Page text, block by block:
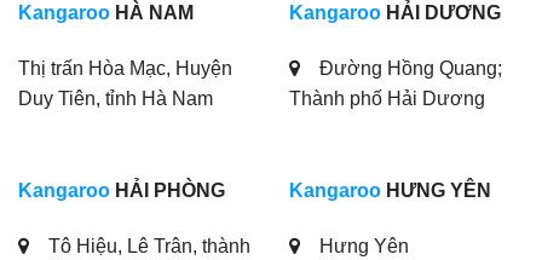
Kangaroo HÀ NAM
Thị trấn Hòa Mạc, Huyện
Duy Tiên, tỉnh Hà Nam
Kangaroo HẢI DƯƠNG
Đường Hồng Quang;
Thành phố Hải Dương
Kangaroo HẢI PHÒNG
Tô Hiệu, Lê Trân, thành
Kangaroo HƯNG YÊN
Hưng Yên